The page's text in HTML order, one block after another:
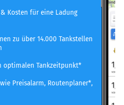
Kosten für eine Ladung
zu über 14.000 Tankstellen
optimalen Tankzeitpunkt*
Preisalarm, Routenplaner*,